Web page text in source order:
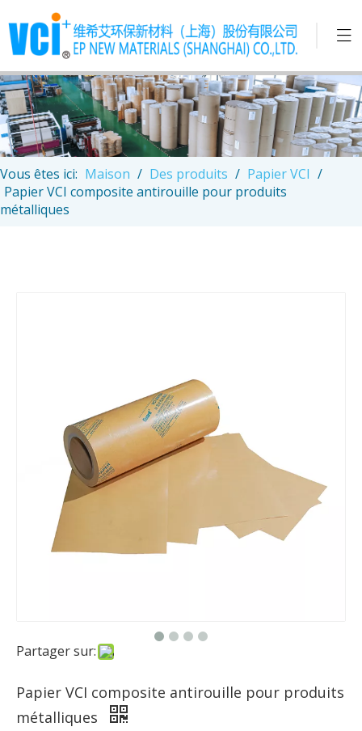
Vous êtes ici: Maison / Des produits / Papier VCI /
Papier VCI composite antirouille pour produits
métalliques
Partager sur:
Papier VCI composite antirouille pour produits
métalliques